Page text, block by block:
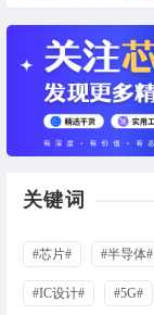
关键词
#芯片# #半导体#
#IC设计# #5G#